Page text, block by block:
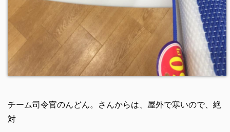
チーム司令官のんどん。さんからは、屋外で寒いので、絶
対